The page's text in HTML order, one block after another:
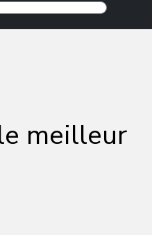
meilleur